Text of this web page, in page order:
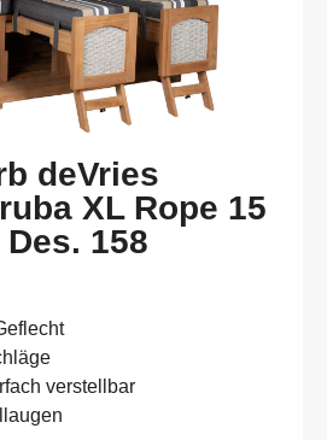
deVries
XL Rope 15
158
verstellbar